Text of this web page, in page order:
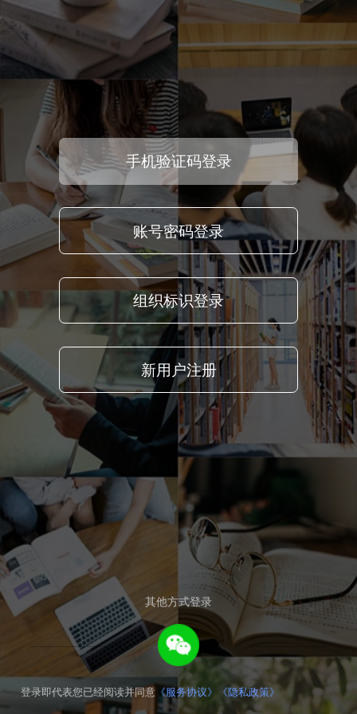
手机验证码登录
账号密码登录
组织标识登录
新用户注册
其他方式登录
登录即代表您已经阅读并同意 《服务协议》 《隐私政策》